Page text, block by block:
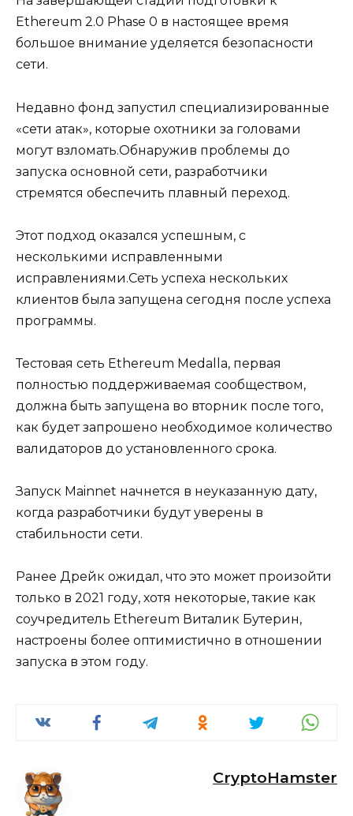
Ethereum 2.0 Phase 0 в настоящее время
большое внимание уделяется безопасности
сети.
Недавно фонд запустил специализированные
«сети атак», которые охотники за головами
могут взломать.Обнаружив проблемы до
запуска основной сети, разработчики
стремятся обеспечить плавный переход.
Этот подход оказался успешным, с
несколькими исправленными
исправлениями.Сеть успеха нескольких
клиентов была запущена сегодня после успеха
программы.
Тестовая сеть Ethereum Medalla, первая
полностью поддерживаемая сообществом,
должна быть запущена во вторник после того,
как будет запрошено необходимое количество
валидаторов до установленного срока.
Запуск Mainnet начнется в неуказанную дату,
когда разработчики будут уверены в
стабильности сети.
Ранее Дрейк ожидал, что это может произойти
только в 2021 году, хотя некоторые, такие как
соучредитель Ethereum Виталик Бутерин,
настроены более оптимистично в отношении
запуска в этом году.
CryptoHamster